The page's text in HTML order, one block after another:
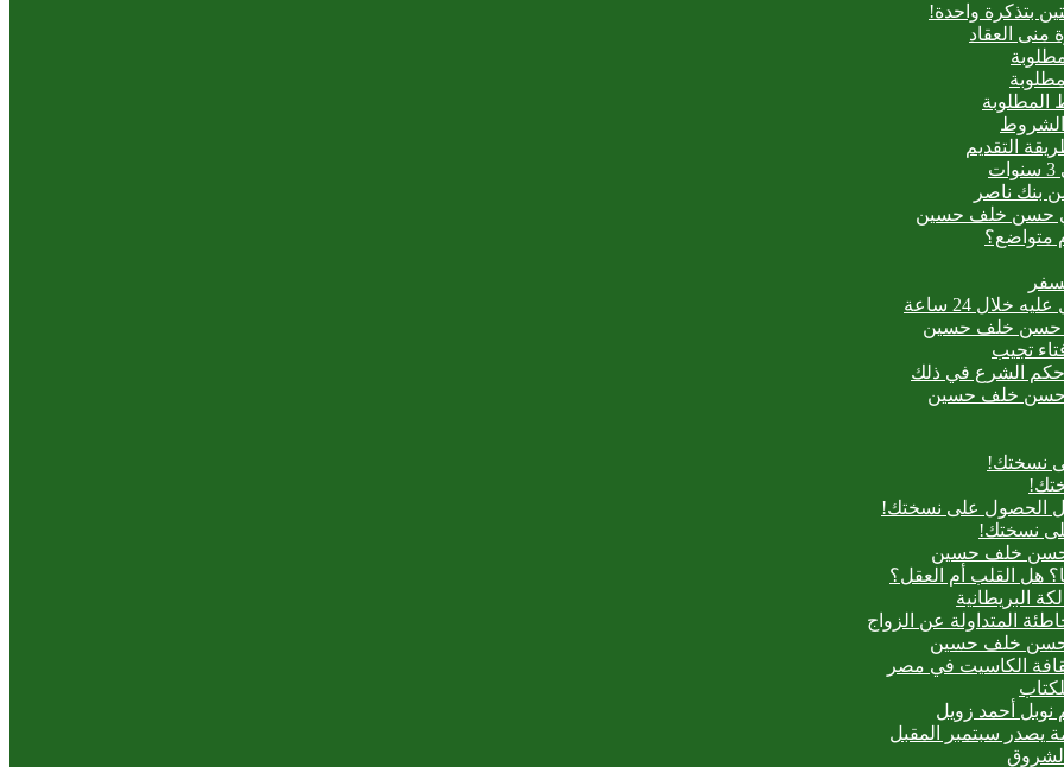
بتذكرة واحدة!
منى العقاد
المطلوبة
الشروط
بنك ناصر
حسن خلف حسين
متواضع؟
حسن خلف حسين
تجيب
حكم الشرع في ذلك
حسن خلف حسين
نسختك!
الحصول على نسختك!
نسختك!
حسن خلف حسين
هل القلب أم العقل؟
البريطانية
المتداولة عن الزواج
حسن خلف حسين
الكاسيت في مصر
نوبل أحمد زويل
يصدر سبتمبر المقبل